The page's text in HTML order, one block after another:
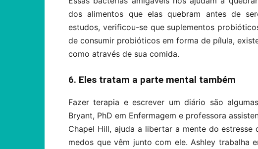
dos alimentos que elas quebram antes de
estudos, verificou-se que suplementos
de consumir probióticos em forma de pílula,
como através de sua comida.
6. Eles tratam a parte mental também
Fazer terapia e escrever um diário são
Bryant, PhD em Enfermagem e professora
Chapel Hill, ajuda a libertar a mente do
medos que vêm junto com ele. Ashley trabalha